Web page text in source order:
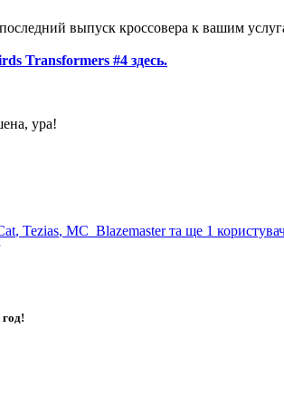
выпуск кроссовера к вашим
Transformers #4 здесь.
ура!
, Tezias, MC_Blazemasterта ще 1